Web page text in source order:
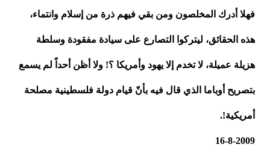
فهلا أدرك المخلصون ومن بقي فيهم ذرة من إسلام وانتماء،
هذه الحقائق، ليتركوا التصارع على سيادة مفقودة وسلطة
هزيلة عميلة، لا تخدم إلا يهود وأمريكا ؟! ولا أظن أحداً لم يسمع
بتصريح أوباما الذي قال فيه بأنّ قيام دولة فلسطينية مصلحة
أمريكية!.
16-8-2009